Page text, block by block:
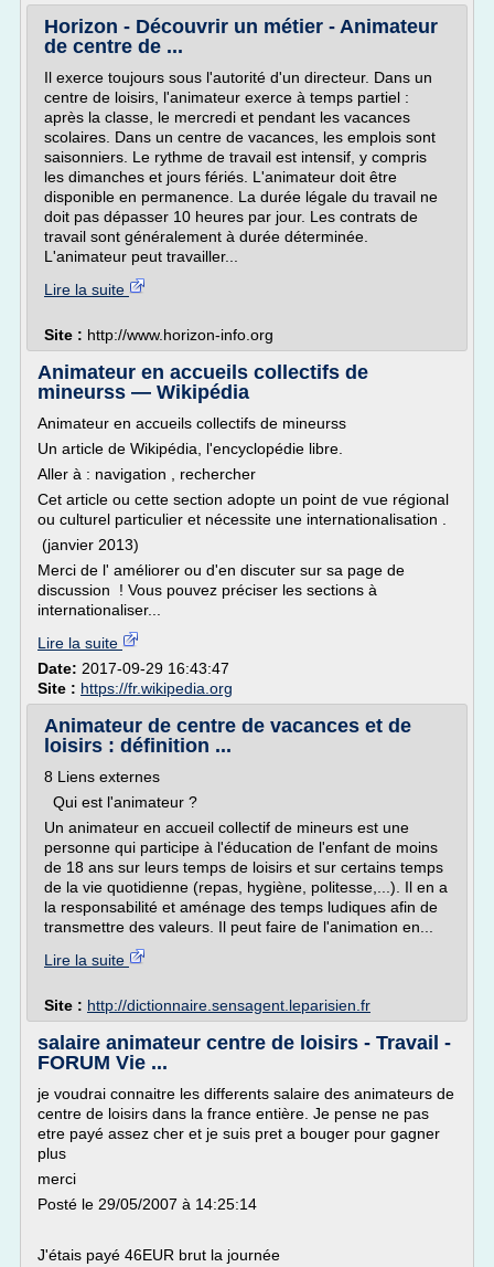
Horizon - Découvrir un métier - Animateur
de centre de ...
Il exerce toujours sous l'autorité d'un directeur. Dans un
centre de loisirs, l'animateur exerce à temps partiel :
après la classe, le mercredi et pendant les vacances
scolaires. Dans un centre de vacances, les emplois sont
saisonniers. Le rythme de travail est intensif, y compris
les dimanches et jours fériés. L'animateur doit être
disponible en permanence. La durée légale du travail ne
doit pas dépasser 10 heures par jour. Les contrats de
travail sont généralement à durée déterminée.
L'animateur peut travailler...
Lire la suite
Site : http://www.horizon-info.org
Animateur en accueils collectifs de
mineurss — Wikipédia
Animateur en accueils collectifs de mineurss
Un article de Wikipédia, l'encyclopédie libre.
Aller à : navigation , rechercher
Cet article ou cette section adopte un point de vue régional
ou culturel particulier et nécessite une internationalisation .
(janvier 2013)
Merci de l' améliorer ou d'en discuter sur sa page de
discussion ! Vous pouvez préciser les sections à
internationaliser...
Lire la suite
Date: 2017-09-29 16:43:47
Site : https://fr.wikipedia.org
Animateur de centre de vacances et de
loisirs : définition ...
8 Liens externes
Qui est l'animateur ?
Un animateur en accueil collectif de mineurs est une
personne qui participe à l'éducation de l'enfant de moins
de 18 ans sur leurs temps de loisirs et sur certains temps
de la vie quotidienne (repas, hygiène, politesse,...). Il en a
la responsabilité et aménage des temps ludiques afin de
transmettre des valeurs. Il peut faire de l'animation en...
Lire la suite
Site : http://dictionnaire.sensagent.leparisien.fr
salaire animateur centre de loisirs - Travail -
FORUM Vie ...
je voudrai connaitre les differents salaire des animateurs de
centre de loisirs dans la france entière. Je pense ne pas
etre payé assez cher et je suis pret a bouger pour gagner
plus
merci
Posté le 29/05/2007 à 14:25:14
J'étais payé 46EUR brut la journée